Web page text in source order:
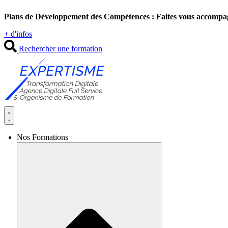
au
Plans de Développement des Compétences : Faites vous
+ d'infos
Rechercher une formation
Nos Formations